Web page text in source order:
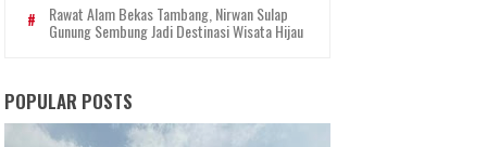
Rawat Alam Bekas Tambang, Nirwan Sulap
Gunung Sembung Jadi Destinasi Wisata Hijau
POPULAR POSTS